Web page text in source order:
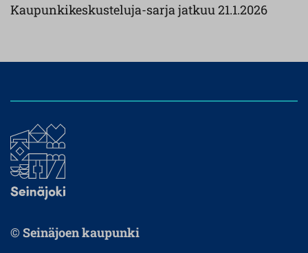
Kaupunkikeskusteluja-sarja jatkuu 21.1.2026
© Seinäjoen kaupunki